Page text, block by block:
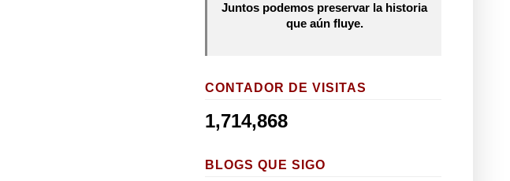
Juntos podemos preservar la historia
que aún fluye.
CONTADOR DE VISITAS
1,714,868
BLOGS QUE SIGO